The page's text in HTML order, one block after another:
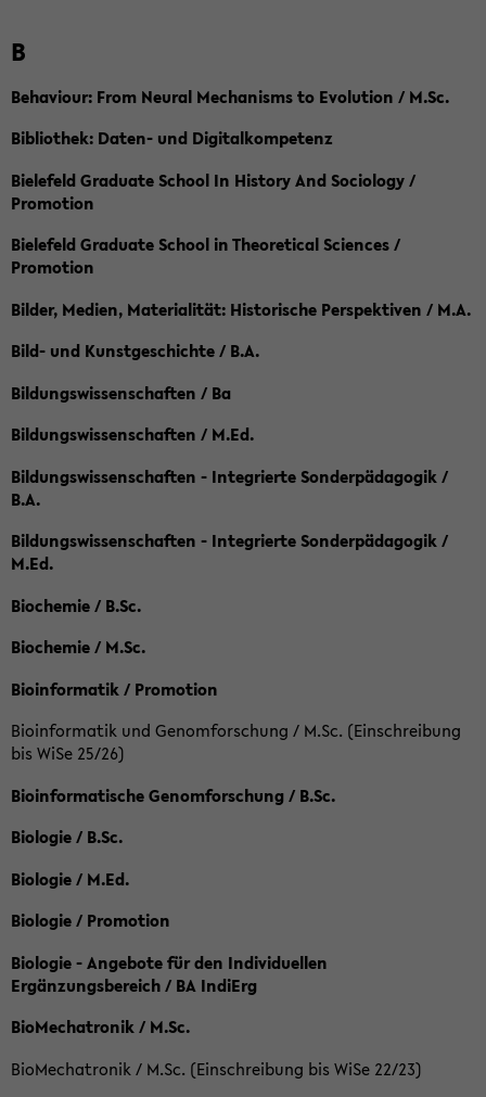
B
Behaviour: From Neural Mechanisms to Evolution / M.Sc.
Bibliothek: Daten- und Digitalkompetenz
Bielefeld Graduate School In History And Sociology /
Promotion
Bielefeld Graduate School in Theoretical Sciences /
Promotion
Bilder, Medien, Materialität: Historische Perspektiven / M.A.
Bild- und Kunstgeschichte / B.A.
Bildungswissenschaften / Ba
Bildungswissenschaften / M.Ed.
Bildungswissenschaften - Integrierte Sonderpädagogik /
B.A.
Bildungswissenschaften - Integrierte Sonderpädagogik /
M.Ed.
Biochemie / B.Sc.
Biochemie / M.Sc.
Bioinformatik / Promotion
Bioinformatik und Genomforschung / M.Sc. (Einschreibung
bis WiSe 25/26)
Bioinformatische Genomforschung / B.Sc.
Biologie / B.Sc.
Biologie / M.Ed.
Biologie / Promotion
Biologie - Angebote für den Individuellen
Ergänzungsbereich / BA IndiErg
BioMechatronik / M.Sc.
BioMechatronik / M.Sc. (Einschreibung bis WiSe 22/23)